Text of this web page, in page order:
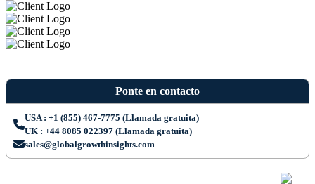
Ponte en contacto
USA : +1 (855) 467-7775 (Llamada gratuita)
UK : +44 8085 022397 (Llamada gratuita)
sales@globalgrowthinsights.com